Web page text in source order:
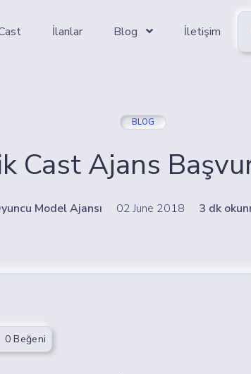
İlanlar Blog İletişim
BLOG
Cast Ajans
Model Ajansı 02 June 2018 3 dk
0 Beğeni